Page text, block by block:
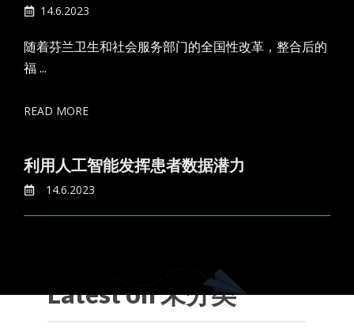
14.6.2023
随着芬兰卫生和社会服务部门的全国性改革，整合后的
福 ...
READ MORE
利用人工智能发挥患者数据潜力
14.6.2023
Latest on未分类